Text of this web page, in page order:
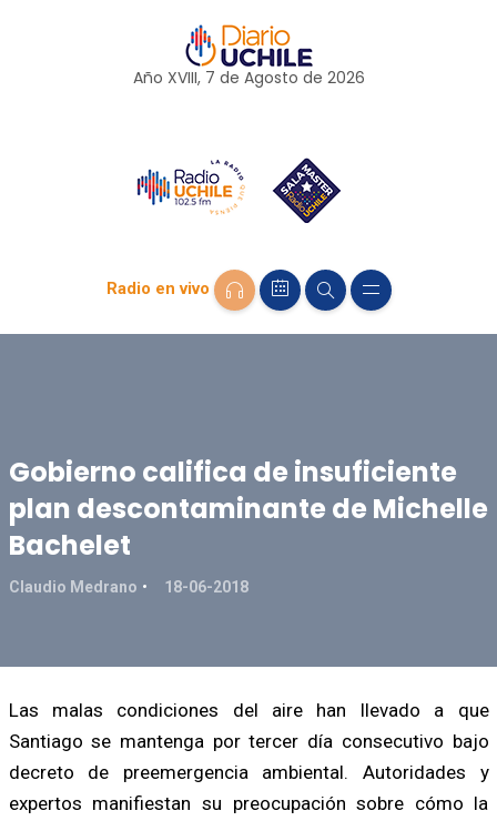
Año XVIII, 7 de Agosto de 2026
Radio en vivo
Gobierno califica de insuficiente
plan descontaminante de Michelle
Bachelet
Claudio Medrano 18-06-2018
Las malas condiciones del aire han llevado a que
Santiago se mantenga por tercer día consecutivo bajo
decreto de preemergencia ambiental. Autoridades y
expertos manifiestan su preocupación sobre cómo la